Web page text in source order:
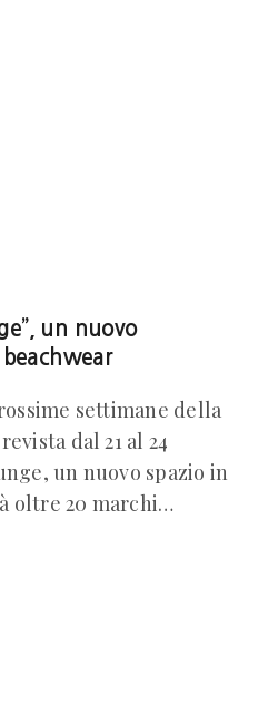
un nuovo
settimane della
dal 21 al 24
un nuovo spazio in
oltre 20 marchi…